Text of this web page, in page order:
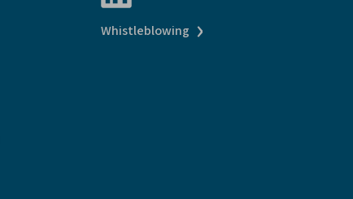
Whistleblowing ›